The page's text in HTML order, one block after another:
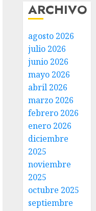
ARCHIVO
agosto 2026
julio 2026
junio 2026
mayo 2026
abril 2026
marzo 2026
febrero 2026
enero 2026
diciembre
2025
noviembre
2025
octubre 2025
septiembre